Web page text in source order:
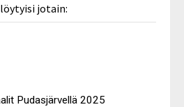
jotain:
Pudasjärvellä 2025